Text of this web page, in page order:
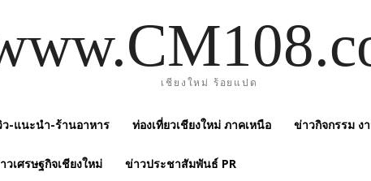
เชียงใหม่ ร้อยแปด
ว-แนะนำ-ร้านอาหาร ท่องเที่ยวเชียงใหม่ ภาคเหนือ ข่าวกิจกรรม ง
เศรษฐกิจเชียงใหม่ ข่าวประชาสัมพันธ์ PR